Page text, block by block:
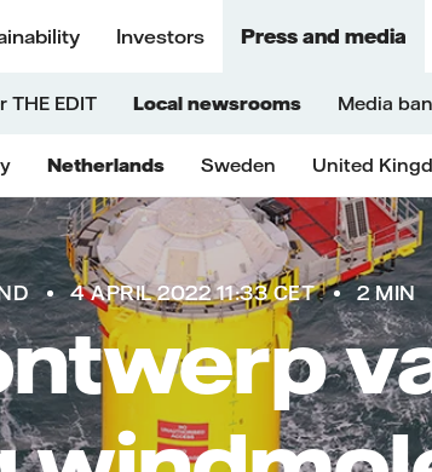
Investors Press and media
THE EDIT Local newsrooms Media
Netherlands Sweden United
4 APRIL 2022 11:33 CET 2 MIN